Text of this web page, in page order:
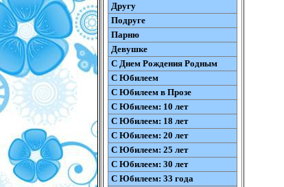
Другу
Подруге
Парню
Девушке
С Днем Рождения Родным
С Юбилеем
С Юбилеем в Прозе
С Юбилеем: 10 лет
С Юбилеем: 18 лет
С Юбилеем: 20 лет
С Юбилеем: 25 лет
С Юбилеем: 30 лет
С Юбилеем: 33 года